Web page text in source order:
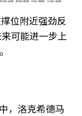
位附近强劲反
可能进一步上
，洛克希德马